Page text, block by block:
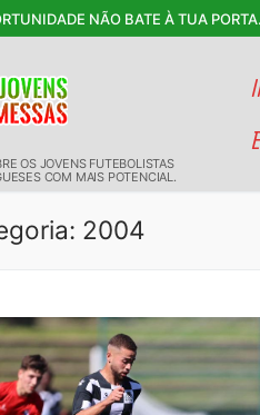
NÃO BATE À TUA
OS JOVENS FUTEBOLISTAS
COM MAIS POTENCIAL.
2004